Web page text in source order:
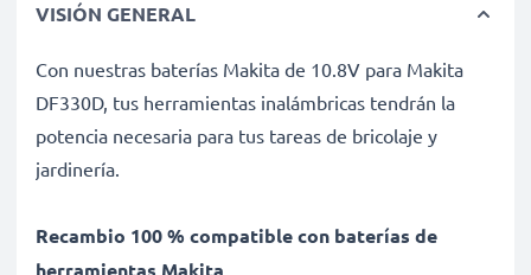
VISIÓN GENERAL
Con nuestras baterías Makita de 10.8V para Makita
DF330D, tus herramientas inalámbricas tendrán la
potencia necesaria para tus tareas de bricolaje y
jardinería.
Recambio 100 % compatible con baterías de
herramientas Makita